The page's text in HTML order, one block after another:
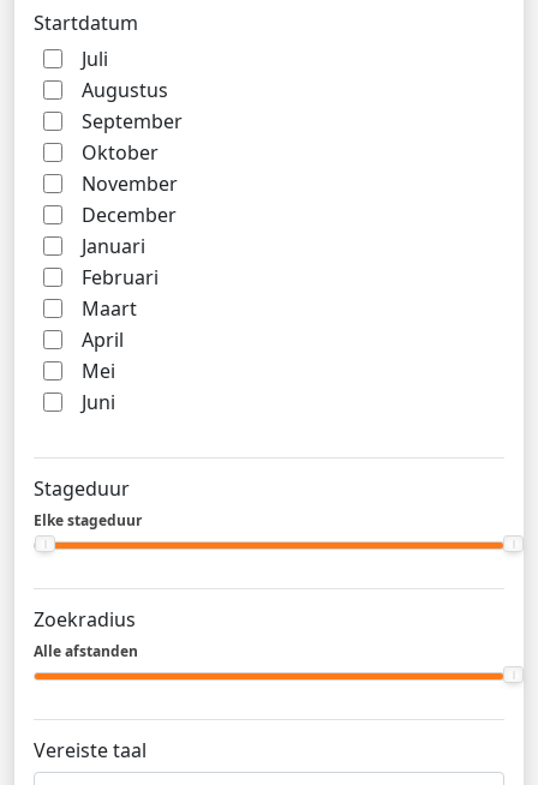
Startdatum
Juli
Augustus
September
Oktober
November
December
Januari
Februari
Maart
April
Mei
Juni
Stageduur
Elke stageduur
Zoekradius
Alle afstanden
Vereiste taal